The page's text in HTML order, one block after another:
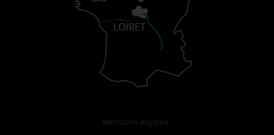
Mentions légales